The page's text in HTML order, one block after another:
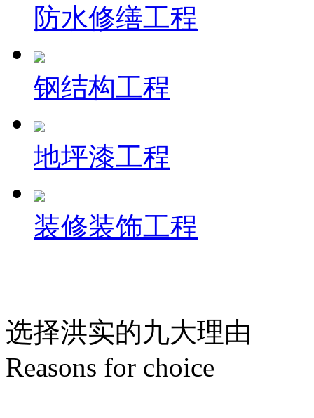
防水修缮工程
钢结构工程
地坪漆工程
装修装饰工程
选择洪实的九大理由
Reasons for choice